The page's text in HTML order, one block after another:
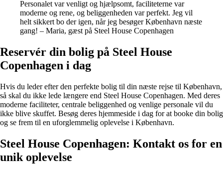
Personalet var venligt og hjælpsomt, faciliteterne var
moderne og rene, og beliggenheden var perfekt. Jeg vil
helt sikkert bo der igen, når jeg besøger København næste
gang! – Maria, gæst på Steel House Copenhagen
Reservér din bolig på Steel House
Copenhagen i dag
Hvis du leder efter den perfekte bolig til din næste rejse til København,
så skal du ikke lede længere end Steel House Copenhagen. Med deres
moderne faciliteter, centrale beliggenhed og venlige personale vil du
ikke blive skuffet. Besøg deres hjemmeside i dag for at booke din bolig
og se frem til en uforglemmelig oplevelse i København.
Steel House Copenhagen: Kontakt os for en
unik oplevelse